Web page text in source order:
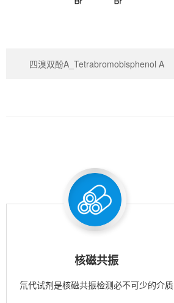
四溴双酚A_Tetrabromobisphenol A
核磁共振
氘代试剂是核磁共振检测必不可少的介质